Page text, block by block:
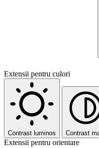
Extensii pentru culori
Contrast luminos Contrast
Extensii pentru orientare